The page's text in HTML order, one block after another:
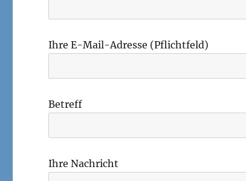
Ihre E-Mail-Adresse (Pflichtfeld)
Betreff
Ihre Nachricht